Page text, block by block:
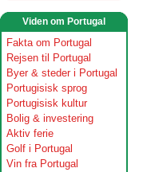
Viden om Portugal
Fakta om Portugal
Rejsen til Portugal
Byer & steder i Portugal
Portugisisk sprog
Portugisisk kultur
Bolig & investering
Aktiv ferie
Golf i Portugal
Vin fra Portugal